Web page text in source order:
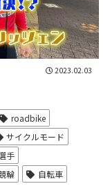
2023.02.03
roadbike
サイクルモード
手
輪
自転車